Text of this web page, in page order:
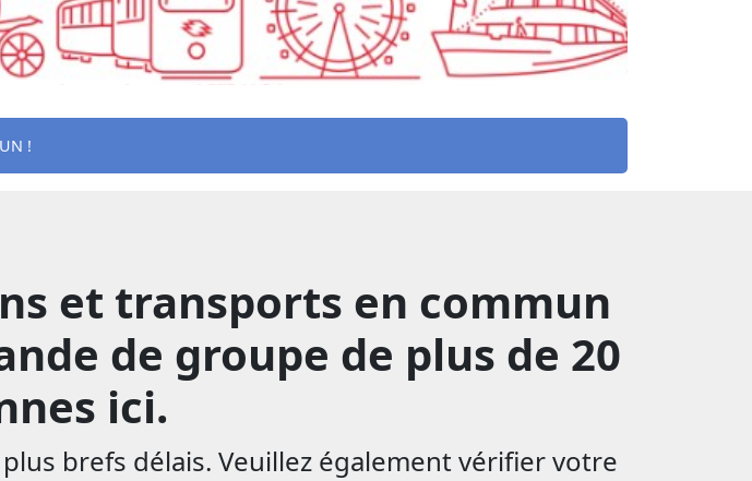
!
et transports en commun
de groupe de plus de 20
ici.
brefs délais. Veuillez également vérifier votre